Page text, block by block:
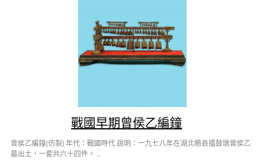
戰國早期曾侯乙編鐘
曾侯乙編鐘(仿製) 年代：戰國時代 說明：一九七八年在湖北随县擂鼓墩曾侯乙
墓出土，一套共六十四件。 ..